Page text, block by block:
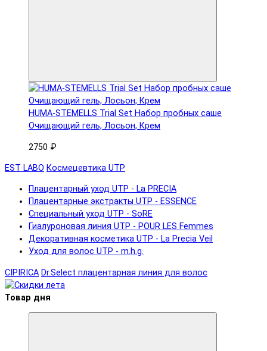
HUMA-STEMELLS Trial Set Набор пробных саше
Очищающий гель, Лосьон, Крем
2750 ₽
EST LABO Космецевтика UTP
Плацентарный уход UTP - La PRECIA
Плацентарные экстракты UTP - ESSENCE
Специальный уход UTP - SoRE
Гиалуроновая линия UTP - POUR LES Femmes
Декоративная косметика UTP - La Precia Veil
Уход для волос UTP - m.h.g.
CIPIRICA Dr.Select плацентарная линия для волос
Товар дня